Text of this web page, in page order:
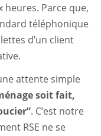
Parce que,
téléphonique
d’un client
attente simple
soit fait,
. C’est notre
RSE ne se